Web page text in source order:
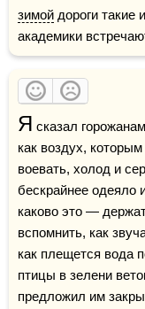
зимой дороги такие и
академики
Я сказал
как воздух,
воевать, холод и
бескрайнее одеяло
каково это —
вспомнить, как
как плещется вода
птицы в зелени
предложил им